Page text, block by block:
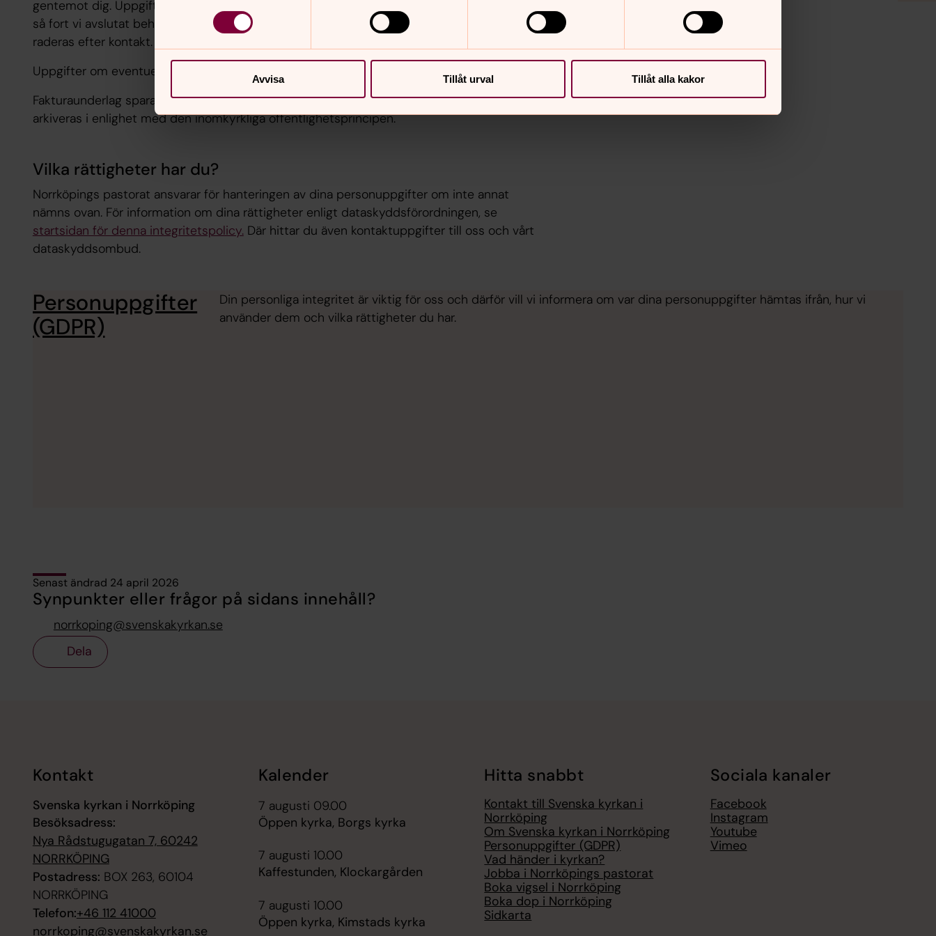
Avvisa Tillåt urval Tillåt alla kakor
gentemot dig. Uppgifter i intresseanmälan som inte leder till tecknat hyresavtal raderas
så fort vi avslutat behandlingen, detsamma gäller referenspersoners uppgifter som
raderas efter kontakt.
Uppgifter om eventuella störningar sparas i två år.
Fakturaunderlag sparas av oss i upp till åtta år med anledning av bokföringslagen. Avtalet
arkiveras i enlighet med den inomkyrkliga offentlighetsprincipen.
Vilka rättigheter har du?
Norrköpings pastorat ansvarar för hanteringen av dina personuppgifter om inte annat
nämns ovan. För information om dina rättigheter enligt dataskyddsförordningen, se
startsidan för denna integritetspolicy.Där hittar du även kontaktuppgifter till oss och vårt
dataskyddsombud.
Personuppgifter
(GDPR)
Din personliga integritet är viktig för oss och därför vill vi informera om var dina personuppgifter hämtas ifrån, hur vi
använder dem och vilka rättigheter du har.
Senast ändrad 24 april 2026
Synpunkter eller frågor på sidans innehåll?
norrkoping@svenskakyrkan.se
Dela
Kontakt
Svenska kyrkan i Norrköping
Besöksadress:
Nya Rådstugugatan 7, 60242
NORRKÖPING
Postadress: BOX 263, 60104
NORRKÖPING
Telefon:+46 112 41000
norrkoping@svenskakyrkan.se
Kalender
7 augusti 09.00
Öppen kyrka, Borgs kyrka
7 augusti 10.00
Kaffestunden, Klockargården
7 augusti 10.00
Öppen kyrka, Kimstads kyrka
Hitta snabbt
Kontakt till Svenska kyrkan i
Norrköping
Om Svenska kyrkan i Norrköping
Personuppgifter (GDPR)
Vad händer i kyrkan?
Jobba i Norrköpings pastorat
Boka vigsel i Norrköping
Boka dop i Norrköping
Sidkarta
Sociala kanaler
Facebook
Instagram
Youtube
Vimeo